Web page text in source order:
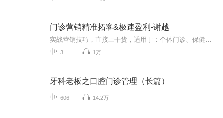
门诊营销精准拓客&极速盈利-谢越
3 1万
牙科老板之口腔门诊管理（长篇）
606 14.2万